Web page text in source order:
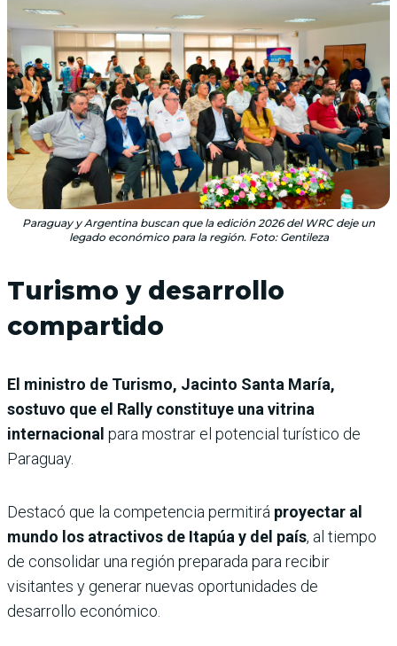
Paraguay y Argentina buscan que la edición 2026 del WRC deje un
legado económico para la región. Foto: Gentileza
Turismo y desarrollo
compartido
El ministro de Turismo, Jacinto Santa María,
sostuvo que el Rally constituye una vitrina
internacional para mostrar el potencial turístico de
Paraguay.
Destacó que la competencia permitirá proyectar al
mundo los atractivos de Itapúa y del país, al tiempo
de consolidar una región preparada para recibir
visitantes y generar nuevas oportunidades de
desarrollo económico.